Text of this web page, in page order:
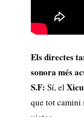
Els directes
sonora més
S.F: Sí, elXicu
que tot camini